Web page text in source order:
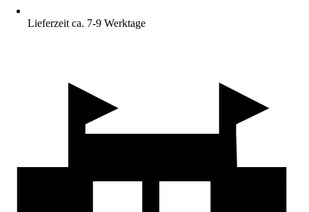
Lieferzeit ca. 7-9 Werktage